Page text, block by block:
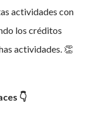
los créditos
actividades. 👏
👇